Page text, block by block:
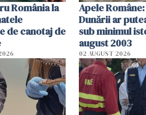
România la
de canotaj de
Apele
Dunării ar
sub minimul
august 2003
02 AUGUST 2026